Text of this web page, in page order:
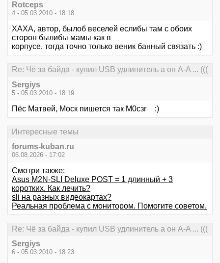
Rotceps
4 - 05.03.2010 - 18:18
ХАХА, автор, былоб веселей еслибы там с обоих
сторон былибы мамы как в
корпусе, тогда точно только веник банный связать :)
Re: Чё за байда - купил USB удлинитель а он А-A ... (((
Sergiys
5 - 05.03.2010 - 18:19
Пёс Матвей, Моск пишется так М0сзг :)
Интересные темы
forums-kuban.ru
06.08.2026 - 17:02
Смотри также:
Asus M2N-SLI Deluxe POST = 1 длинный + 3
коротких. Как лечить?
sli на разных видеокартах?
Реальная проблема с монитором. Помогите советом.
Re: Чё за байда - купил USB удлинитель а он А-A ... (((
Sergiys
6 - 05.03.2010 - 18:23